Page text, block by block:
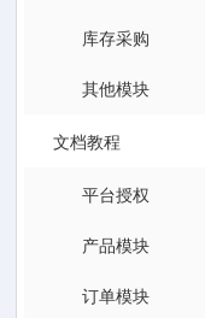
库存采购
其他模块
文档教程
平台授权
产品模块
订单模块